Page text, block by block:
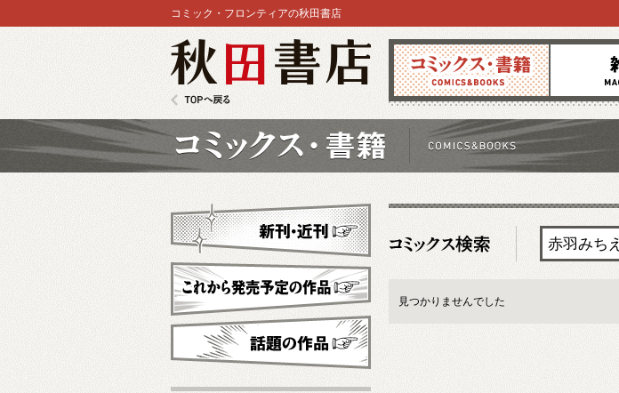
コミックス 雑誌
コミック・フロンティアの秋田書店
見つかりませんでした
新刊・近刊
これから発売予定